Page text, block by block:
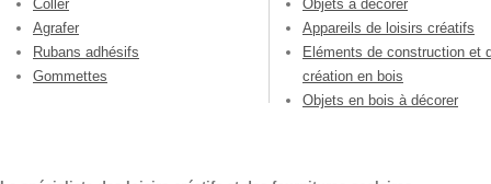
Coller
Agrafer
Rubans adhésifs
Gommettes
Objets à décorer
Appareils de loisirs créatifs
Eléments de construction et
création en bois
Objets en bois à décorer